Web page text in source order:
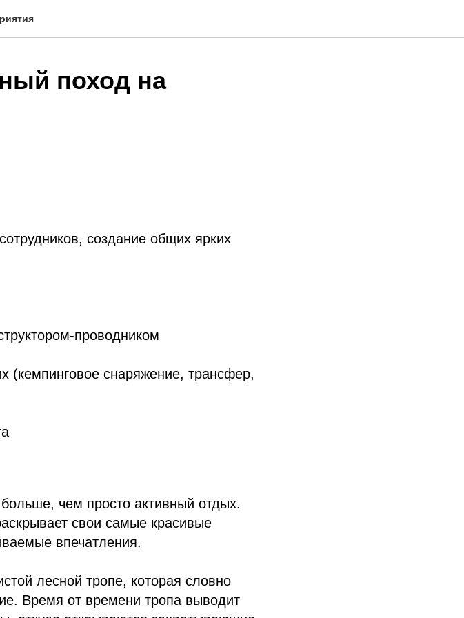
поход на
создание общих ярких
проводником
(кемпинговое снаряжение, трансфер,
чем просто активный отдых.
свои самые красивые
впечатления.
лесной тропе, которая словно
Время от времени тропа выводит